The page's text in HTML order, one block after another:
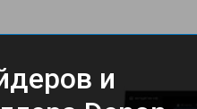
и